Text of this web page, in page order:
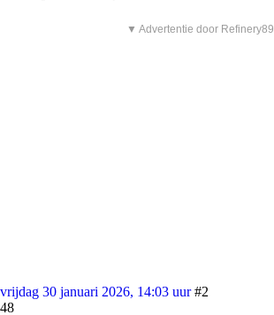
▼ Advertentie door Refinery89
vrijdag 30 januari 2026, 14:03 uur #2
48